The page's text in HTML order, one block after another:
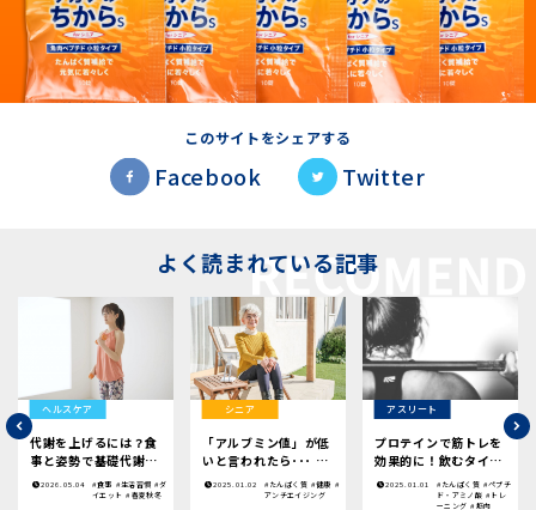
このサイトをシェアする
Facebook Twitter
よく読まれている記事
ヘルスケア
代謝を上げるには？食
事と姿勢で基礎代謝を
高める方法
2026.05.04 #食事 #生活習慣 #ダ
イエット #春夏秋冬
シニア
「アルブミン値」が低
いと言われたら･･･ |
今日から意識したいこ
2025.01.02 #たんぱく質 #健康 #
アンチエイジング
アスリート
プロテインで筋トレを
効果的に！飲むタイミ
ングや効果についてわ
かりやすく解説
2025.01.01 #たんぱく質 #ペプチ
ド・アミノ酸 #トレ
ーニング #筋肉